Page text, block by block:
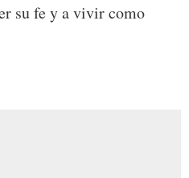
su fe y a vivir como